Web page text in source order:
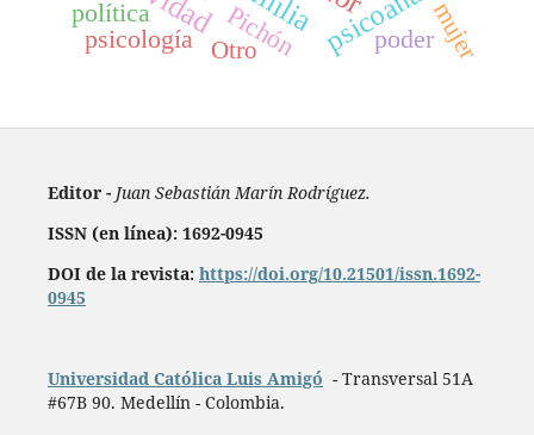
mujer
Pichón
psicología poder
política
Otro
Editor - Juan Sebastián Marín Rodríguez.
ISSN (en línea): 1692-0945
DOI de la revista: https://doi.org/10.21501/issn.1692-
0945
Universidad Católica Luis Amigó - Transversal 51A
#67B 90. Medellín - Colombia.